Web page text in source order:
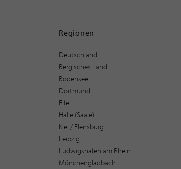
Regionen
Deutschland
Bergisches Land
Bodensee
Dortmund
Eifel
Halle (Saale)
Kiel / Flensburg
Leipzig
Ludwigshafen am Rhein
Mönchengladbach